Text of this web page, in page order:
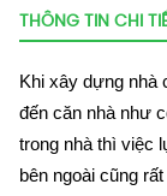
THÔNG TIN CHI
Khi xây dựng nhà
đến căn nhà như
trong nhà thì việc
bên ngoài cũng